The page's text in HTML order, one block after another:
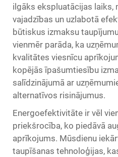
ilgāks ekspluatācijas laiks,
vajadzības un uzlabotā
būtiskus izmaksu
vienmēr parāda, ka
kvalitātes viesnīcu
kopējās īpašumtiesību
salīdzinājumā ar
alternatīvos risinājumus.
Energoefektivitāte ir vēl
priekšrocība, ko piedāvā
aprīkojums. Mūsdienu
taupīšanas tehnoloģijas,